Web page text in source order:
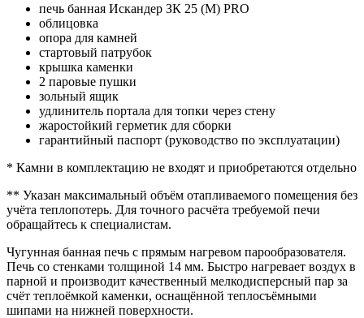
печь банная Искандер ЗК 25 (М) PRO
облицовка
опора для камней
стартовый патрубок
крышка каменки
2 паровые пушки
зольный ящик
удлинитель портала для топки через стену
жаростойкий герметик для сборки
гарантийный паспорт (руководство по эксплуатации)
* Камни в комплектацию не входят и приобретаются отдельно
** Указан максимальный объём отапливаемого помещения без
учёта теплопотерь. Для точного расчёта требуемой печи
обращайтесь к специалистам.
Чугунная банная печь с прямым нагревом парообразователя.
Печь со стенками толщиной 14 мм. Быстро нагревает воздух в
парной и производит качественный мелкодисперсный пар за
счёт теплоёмкой каменки, оснащённой теплосъёмными
шипами на нижней поверхности.